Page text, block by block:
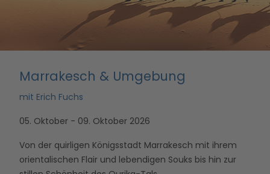
Marrakesch & Umgebung
mit Erich Fuchs
05. Oktober - 09. Oktober 2026
Von der quirligen Königsstadt Marrakesch mit ihrem
orientalischen Flair und lebendigen Souks bis hin zur